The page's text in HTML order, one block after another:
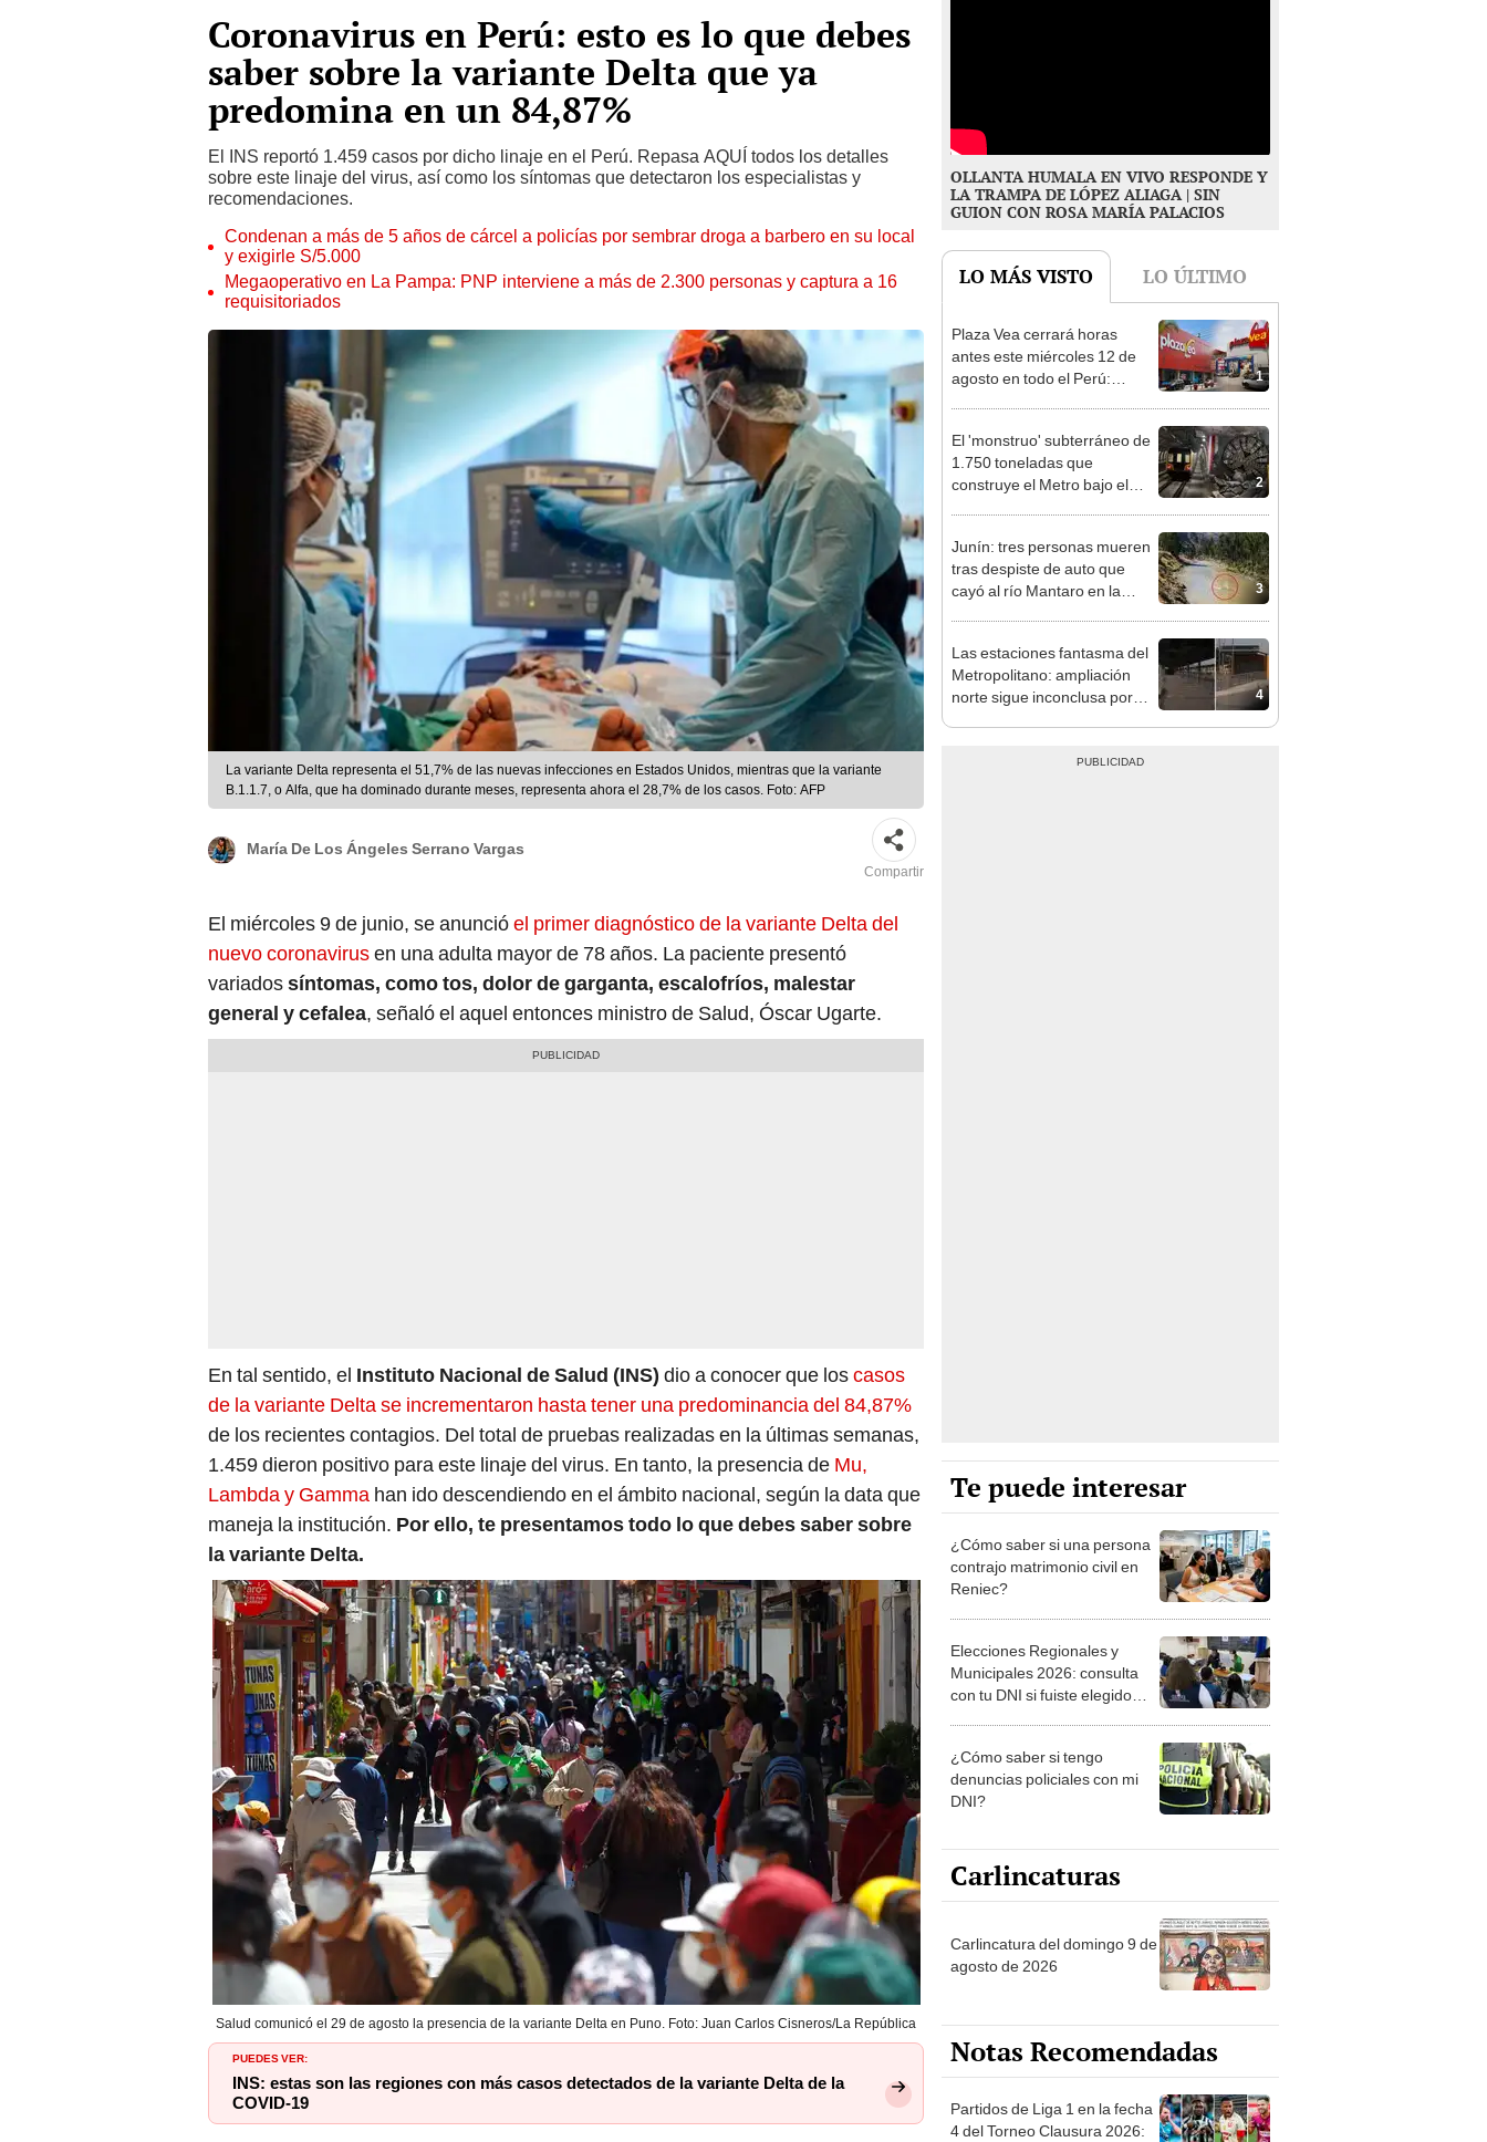
Coronavirus en Perú: esto es lo que debes
saber sobre la variante Delta que ya
predomina en un 84,87%
El INS reportó 1.459 casos por dicho linaje en el Perú. Repasa AQUÍ todos los detalles
sobre este linaje del virus, así como los síntomas que detectaron los especialistas y
recomendaciones.
Condenan a más de 5 años de cárcel a policías por sembrar droga a barbero en su local
y exigirle S/5.000
Megaoperativo en La Pampa: PNP interviene a más de 2.300 personas y captura a 16
requisitoriados
La variante Delta representa el 51,7% de las nuevas infecciones en Estados Unidos, mientras que la variante
B.1.1.7, o Alfa, que ha dominado durante meses, representa ahora el 28,7% de los casos. Foto: AFP
María De Los Ángeles Serrano Vargas
Compartir
El miércoles 9 de junio, se anuncióel primer diagnóstico de la variante Delta del
nuevo coronavirusen una adulta mayor de 78 años. La paciente presentó
variadossíntomas, como tos, dolor de garganta, escalofríos, malestar
general y cefalea, señaló el aquel entonces ministro de Salud, Óscar Ugarte.
En tal sentido, el Instituto Nacional de Salud (INS) dio a conocer que loscasos
de la variante Delta se incrementaron hasta tener una predominancia del 84,87%
de los recientes contagios. Del total de pruebas realizadas en la últimas semanas,
1.459 dieron positivo para este linaje del virus. En tanto, la presencia de Mu,
Lambda y Gamma han ido descendiendo en el ámbito nacional, según la data que
maneja la institución. Por ello, te presentamos todo lo que debes saber sobre
la variante Delta.
Salud comunicó el 29 de agosto la presencia de la variante Delta en Puno. Foto: Juan Carlos Cisneros/La República
PUEDES VER:
INS: estas son las regiones con más casos detectados de la variante Delta de la
COVID-19
OLLANTA HUMALA EN VIVO RESPONDE Y
LA TRAMPA DE LÓPEZ ALIAGA | SIN
GUION CON ROSA MARÍA PALACIOS
LO MÁS VISTO LO ÚLTIMO
1
Plaza Vea cerrará horas
antes este miércoles 12 de
agosto en todo el Perú:
2
El 'monstruo' subterráneo de
1.750 toneladas que
construye el Metro bajo el
3
Junín: tres personas mueren
tras despiste de auto que
cayó al río Mantaro en la
4
Las estaciones fantasma del
Metropolitano: ampliación
norte sigue inconclusa por
Te puede interesar
¿Cómo saber si una persona
contrajo matrimonio civil en
Reniec?
Elecciones Regionales y
Municipales 2026: consulta
con tu DNI si fuiste elegido
la ONPE
¿Cómo saber si tengo
denuncias policiales con mi
DNI?
Carlincaturas
Carlincatura del domingo 9 de
agosto de 2026
Notas Recomendadas
Partidos de Liga 1 en la fecha
4 del Torneo Clausura 2026: